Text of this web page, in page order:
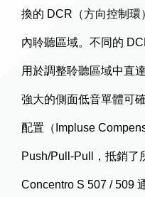
換的 DCR（方向控制環
內聆聽區域。不同的
用於調整聆聽區域中直
強大的側面低音單體可
配置（Impluse
Push/Pull-Pull，抵銷了
Concentro S 507 / 509